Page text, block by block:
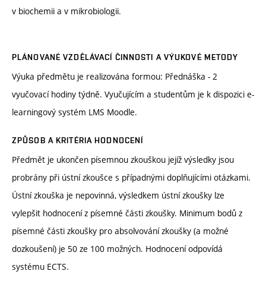
v biochemii a v mikrobiologii.
PLÁNOVANÉ VZDĚLÁVACÍ ČINNOSTI A VÝUKOVÉ METODY
Výuka předmětu je realizována formou: Přednáška - 2
vyučovací hodiny týdně. Vyučujícím a studentům je k dispozici e-
learningový systém LMS Moodle.
ZPŮSOB A KRITÉRIA HODNOCENÍ
Předmět je ukončen písemnou zkouškou jejíž výsledky jsou
probrány při ústní zkoušce s případnými doplňujícími otázkami.
Ústní zkouška je nepovinná, výsledkem ústní zkoušky lze
vylepšit hodnocení z písemné části zkoušky. Minimum bodů z
písemné části zkoušky pro absolvování zkoušky (a možné
dozkoušení) je 50 ze 100 možných. Hodnocení odpovídá
systému ECTS.